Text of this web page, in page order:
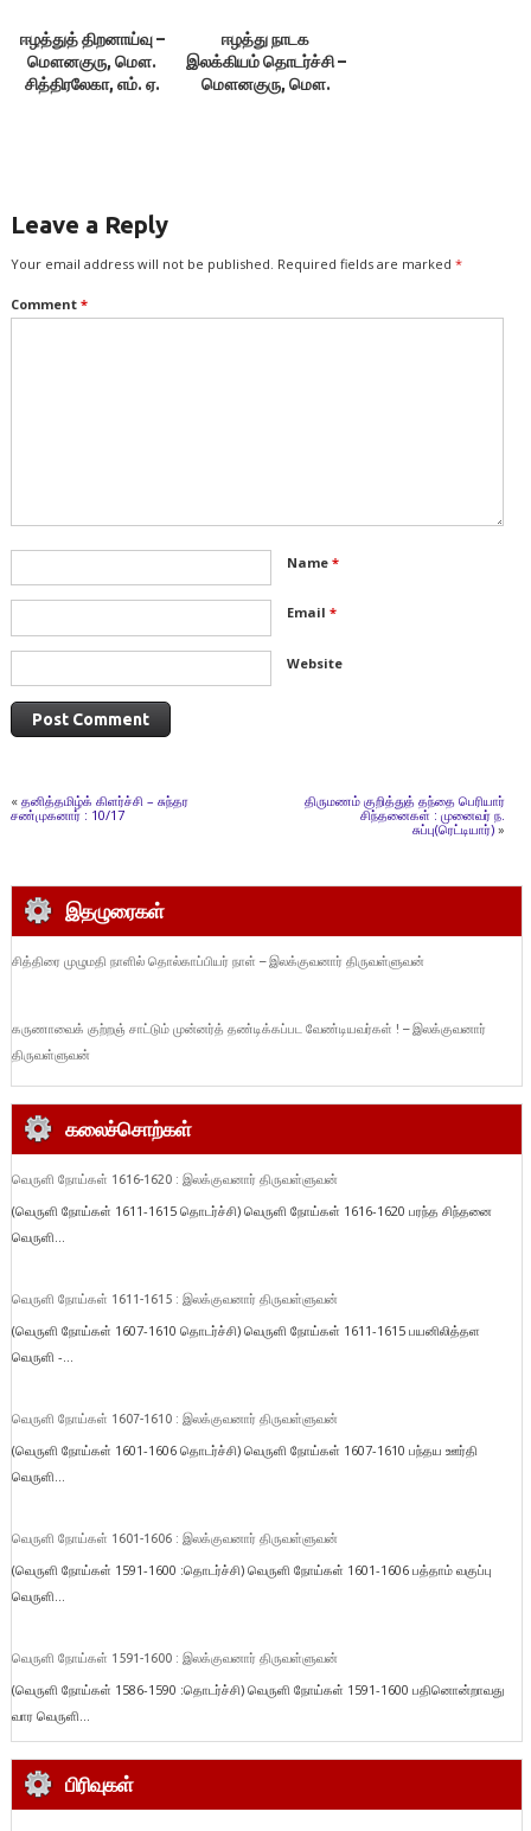
ஈழத்துத் திறனாய்வு –
மௌனகுரு, மௌ.
சித்திரலேகா, எம். ஏ.
ஈழத்து நாடக
இலக்கியம் தொடர்ச்சி –
மௌனகுரு, மௌ.
Leave a Reply
Your email address will not be published. Required fields are marked *
Comment *
Name *
Email *
Website
« தனித்தமிழ்க் கிளர்ச்சி – சுந்தர
சண்முகனார் : 10/17
திருமணம் குறித்துத் தந்தை பெரியார்
சிந்தனைகள் : முனைவர் ந.
சுப்பு(ரெட்டியார்)»
இதழுரைகள்
சித்திரை முழுமதி நாளில் தொல்காப்பியர் நாள் – இலக்குவனார் திருவள்ளுவன்
கருணாவைக் குற்றஞ் சாட்டும் முன்னர்த் தண்டிக்கப்பட வேண்டியவர்கள் ! – இலக்குவனார்
திருவள்ளுவன்
கலைச்சொற்கள்
வெருளி நோய்கள் 1616-1620 : இலக்குவனார் திருவள்ளுவன்
(வெருளி நோய்கள் 1611-1615 தொடர்ச்சி) வெருளி நோய்கள் 1616-1620 பரந்த சிந்தனை
வெருளி...
வெருளி நோய்கள் 1611-1615 : இலக்குவனார் திருவள்ளுவன்
(வெருளி நோய்கள் 1607-1610 தொடர்ச்சி) வெருளி நோய்கள் 1611-1615 பயனிலித்தள
வெருளி -...
வெருளி நோய்கள் 1607-1610 : இலக்குவனார் திருவள்ளுவன்
(வெருளி நோய்கள் 1601-1606 தொடர்ச்சி) வெருளி நோய்கள் 1607-1610 பந்தய ஊர்தி
வெருளி...
வெருளி நோய்கள் 1601-1606 : இலக்குவனார் திருவள்ளுவன்
(வெருளி நோய்கள் 1591-1600 :தொடர்ச்சி) வெருளி நோய்கள் 1601-1606 பத்தாம் வகுப்பு
வெருளி...
வெருளி நோய்கள் 1591-1600 : இலக்குவனார் திருவள்ளுவன்
(வெருளி நோய்கள் 1586-1590 :தொடர்ச்சி) வெருளி நோய்கள் 1591-1600 பதினொன்றாவது
வார வெருளி...
பிரிவுகள்